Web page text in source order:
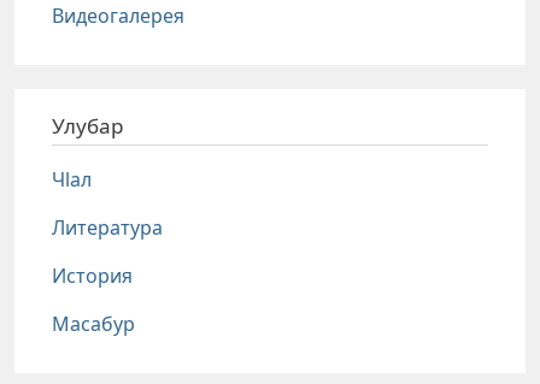
Видеогалерея
Улубар
Чlал
Литература
История
Масабур